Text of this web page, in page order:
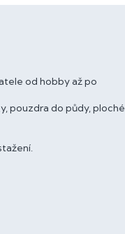
od hobby až po
pouzdra do půdy, ploché